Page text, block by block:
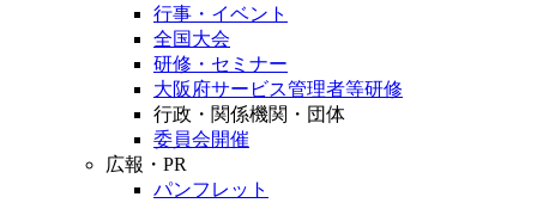
行事・イベント
全国大会
研修・セミナー
大阪府サービス管理者等研修
行政・関係機関・団体
委員会開催
広報・PR
パンフレット